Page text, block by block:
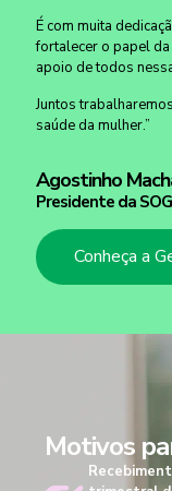
É com muita
fortalecer o papel
apoio de todos
Juntos
saúde da mulher.”
Agostinho
Presidente da
Conheça a
Motivos